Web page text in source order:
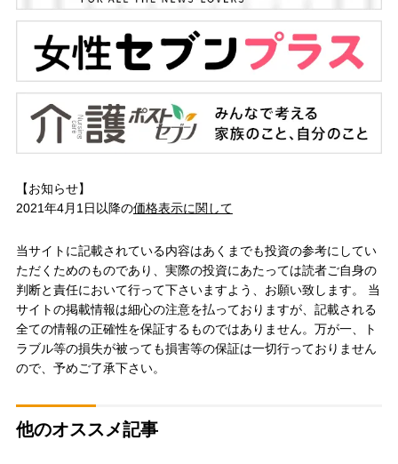
【お知らせ】
2021年4月1日以降の価格表示に関して
当サイトに記載されている内容はあくまでも投資の参考にしてい
ただくためのものであり、実際の投資にあたっては読者ご自身の
判断と責任において行って下さいますよう、お願い致します。 当
サイトの掲載情報は細心の注意を払っておりますが、記載される
全ての情報の正確性を保証するものではありません。万が一、ト
ラブル等の損失が被っても損害等の保証は一切行っておりません
ので、予めご了承下さい。
他のオススメ記事